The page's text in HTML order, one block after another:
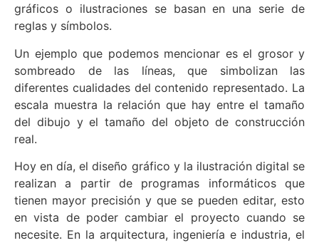
gráficos o ilustraciones se basan en una serie de
reglas y símbolos.
Un ejemplo que podemos mencionar es el grosor y
sombreado de las líneas, que simbolizan las
diferentes cualidades del contenido representado. La
escala muestra la relación que hay entre el tamaño
del dibujo y el tamaño del objeto de construcción
real.
Hoy en día, el diseño gráfico y la ilustración digital se
realizan a partir de programas informáticos que
tienen mayor precisión y que se pueden editar, esto
en vista de poder cambiar el proyecto cuando se
necesite. En la arquitectura, ingeniería e industria, el